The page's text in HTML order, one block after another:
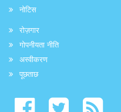
नोटिस
रोज़गार
गोपनीयता नीति
अस्वीकरण
पूछताछ